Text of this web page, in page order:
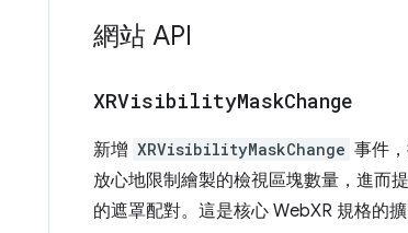
網站 API
XRVisibilityMaskChange
新增 XRVisibilityMaskChange 事件
放心地限制繪製的檢視區塊數量，進而
的遮罩配對。這是核心 WebXR 規格的擴